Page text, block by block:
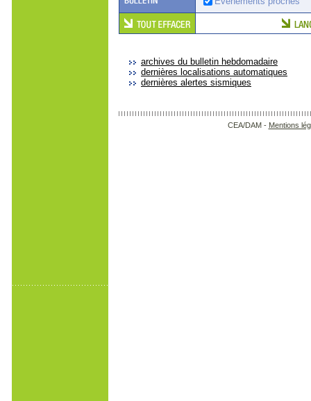
archives du bulletin hebdomadaire
dernières localisations automatiques
dernières alertes sismiques
CEA/DAM - Mentions